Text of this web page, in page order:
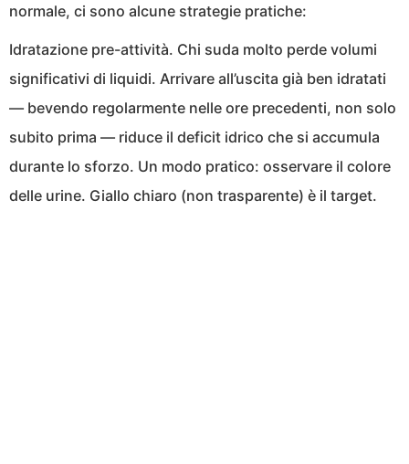
normale, ci sono alcune strategie pratiche:
Idratazione pre-attività. Chi suda molto perde volumi
significativi di liquidi. Arrivare all’uscita già ben idratati
— bevendo regolarmente nelle ore precedenti, non solo
subito prima — riduce il deficit idrico che si accumula
durante lo sforzo. Un modo pratico: osservare il colore
delle urine. Giallo chiaro (non trasparente) è il target.